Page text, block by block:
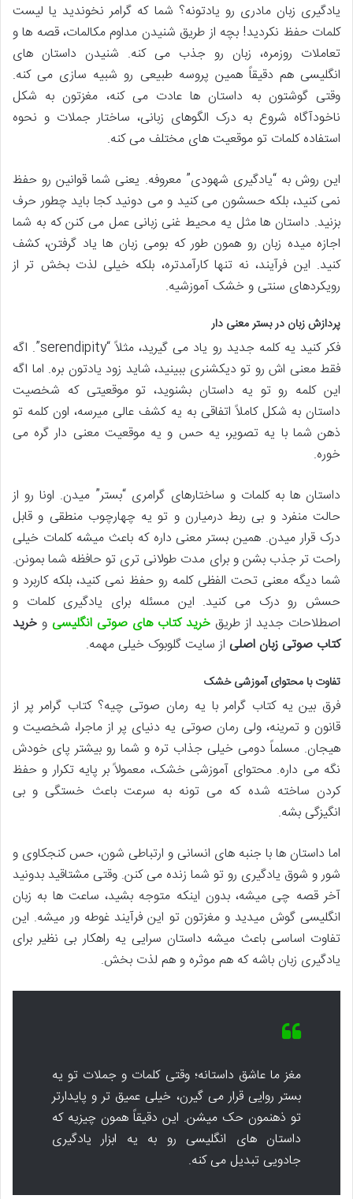
یادگیری زبان مادری رو یادتونه؟ شما که گرامر نخوندید یا لیست
کلمات حفظ نکردید! بچه از طریق شنیدن مداوم مکالمات، قصه ها و
تعاملات روزمره، زبان رو جذب می کنه. شنیدن داستان های
انگلیسی هم دقیقاً همین پروسه طبیعی رو شبیه سازی می کنه.
وقتی گوشتون به داستان ها عادت می کنه، مغزتون به شکل
ناخودآگاه شروع به درک الگوهای زبانی، ساختار جملات و نحوه
استفاده کلمات تو موقعیت های مختلف می کنه.
این روش به “یادگیری شهودی” معروفه. یعنی شما قوانین رو حفظ
نمی کنید، بلکه حسشون می کنید و می دونید کجا باید چطور حرف
بزنید. داستان ها مثل یه محیط غنی زبانی عمل می کنن که به شما
اجازه میده زبان رو همون طور که بومی زبان ها یاد گرفتن، کشف
کنید. این فرآیند، نه تنها کارآمدتره، بلکه خیلی لذت بخش تر از
رویکردهای سنتی و خشک آموزشیه.
پردازش زبان در بستر معنی دار
فکر کنید یه کلمه جدید رو یاد می گیرید، مثلاً “serendipity”. اگه
فقط معنی اش رو تو دیکشنری ببینید، شاید زود یادتون بره. اما اگه
این کلمه رو تو یه داستان بشنوید، تو موقعیتی که شخصیت
داستان به شکل کاملاً اتفاقی به یه کشف عالی میرسه، اون کلمه تو
ذهن شما با یه تصویر، یه حس و یه موقعیت معنی دار گره می
خوره.
داستان ها به کلمات و ساختارهای گرامری “بستر” میدن. اونا رو از
حالت منفرد و بی ربط درمیارن و تو یه چهارچوب منطقی و قابل
درک قرار میدن. همین بستر معنی داره که باعث میشه کلمات خیلی
راحت تر جذب بشن و برای مدت طولانی تری تو حافظه شما بمونن.
شما دیگه معنی تحت الفظی کلمه رو حفظ نمی کنید، بلکه کاربرد و
حسش رو درک می کنید. این مسئله برای یادگیری کلمات و
اصطلاحات جدید از طریق خرید کتاب های صوتی انگلیسی و خرید
کتاب صوتی زبان اصلی از سایت گلوبوک خیلی مهمه.
تفاوت با محتوای آموزشی خشک
فرق بین یه کتاب گرامر با یه رمان صوتی چیه؟ کتاب گرامر پر از
قانون و تمرینه، ولی رمان صوتی یه دنیای پر از ماجرا، شخصیت و
هیجان. مسلماً دومی خیلی جذاب تره و شما رو بیشتر پای خودش
نگه می داره. محتوای آموزشی خشک، معمولاً بر پایه تکرار و حفظ
کردن ساخته شده که می تونه به سرعت باعث خستگی و بی
انگیزگی بشه.
اما داستان ها با جنبه های انسانی و ارتباطی شون، حس کنجکاوی و
شور و شوق یادگیری رو تو شما زنده می کنن. وقتی مشتاقید بدونید
آخر قصه چی میشه، بدون اینکه متوجه بشید، ساعت ها به زبان
انگلیسی گوش میدید و مغزتون تو این فرآیند غوطه ور میشه. این
تفاوت اساسی باعث میشه داستان سرایی یه راهکار بی نظیر برای
یادگیری زبان باشه که هم موثره و هم لذت بخش.
مغز ما عاشق داستانه؛ وقتی کلمات و جملات تو یه
بستر روایی قرار می گیرن، خیلی عمیق تر و پایدارتر
تو ذهنمون حک میشن. این دقیقاً همون چیزیه که
داستان های انگلیسی رو به یه ابزار یادگیری
جادویی تبدیل می کنه.